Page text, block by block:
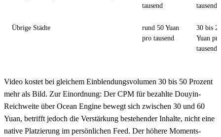
tausend
tausend
Übrige Städte
rund 50 Yuan
pro tausend
30 bis
Yuan pro
tausend
Video kostet bei gleichem Einblendungsvolumen 30 bis 50 Prozent
mehr als Bild. Zur Einordnung: Der CPM für bezahlte Douyin-
Reichweite über Ocean Engine bewegt sich zwischen 30 und 60
Yuan, betrifft jedoch die Verstärkung bestehender Inhalte, nicht eine
native Platzierung im persönlichen Feed. Der höhere Moments-